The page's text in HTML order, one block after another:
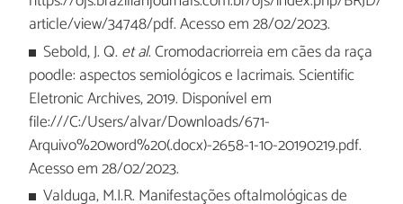
article/view/34748/pdf. Acesso em 28/02/2023.
Sebold, J. Q. et al. Cromodacriorreia em cães da raça
poodle: aspectos semiológicos e lacrimais. Scientific
Eletronic Archives, 2019. Disponível em
file:///C:/Users/alvar/Downloads/671-
Arquivo%20word%20(.docx)-2658-1-10-20190219.pdf.
Acesso em 28/02/2023.
Valduga, M.I.R. Manifestações oftalmológicas de